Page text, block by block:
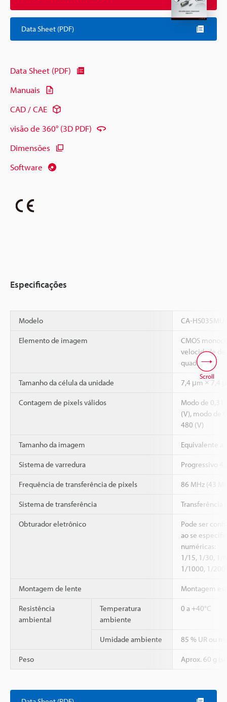
Data Sheet (PDF)
Data Sheet (PDF)
Manuais
CAD / CAE
visão de 360° (3D PDF)
Dimensões
Software
Especificações
Modelo CA-HS035MU
Elemento de imagem
CMOS
velocidade
quadrado
Tamanho da célula da unidade 7,4 μm × 7,4
Contagem de pixels válidos
Modo de 0,31
(V), modo de
480 (V)
Tamanho da imagem Equivalente a
Sistema de varredura Progressivo
Frequência de transferência de pixels 86 MHz (43
Sistema de transferência Transferência
Obturador eletrônico
Pode ser
ao se
numéricas:
1/15, 1/30, 1/
1/1000, 1/
Montagem de lente Montagem
Resistência
ambiental
Temperatura
ambiente
0 a +40°C
Umidade ambiente 85 % UR ou
Peso Aprox. 60 g
Scroll